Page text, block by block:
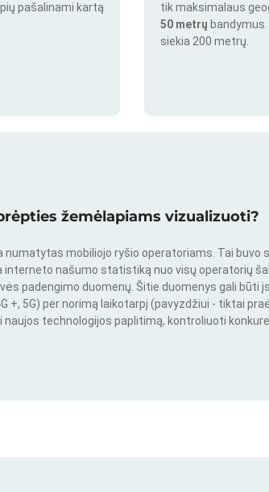
pašalinami kartą
tik maksimalaus
50 metrų
siekia 200 metrų.
žemėlapiams vizualizuoti?
numatytas mobiliojo ryšio operatoriams. Tai buvo
interneto našumo statistiką nuo visų operatorių
padengimo duomenų. Šitie duomenys gali būti
+, 5G) per norimą laikotarpį (pavyzdžiui - tiktai
naujos technologijos paplitimą, kontroliuoti